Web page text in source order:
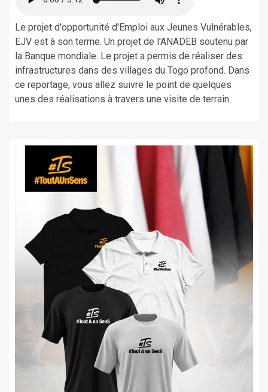
Le projet d'opportunité d'Emploi aux Jeunes Vulnérables,
EJV est à son terme. Un projet de l'ANADEB soutenu par
la Banque mondiale. Le projet a permis de réaliser des
infrastructures dans des villages du Togo profond. Dans
ce reportage, vous allez suivre le point de quelques
unes des réalisations à travers une visite de terrain.